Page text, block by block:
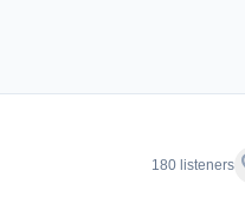
180 listeners